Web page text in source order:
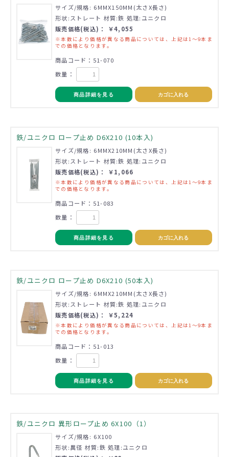
サイズ/規格: 6MMX150MM(太さX長さ)
形状:ストレート 材質:鉄 処理:ユニクロ
販売価格(税込)： ￥4,055
※本数により価格が異なる商品については、上記は1～9本ま
での価格となります。
商品コード：51-070
数量：
商品詳細を見る カゴに入れる
鉄/ユニクロ ロープ止め D6X210 (10本入)
サイズ/規格: 6MMX210MM(太さX長さ)
形状:ストレート 材質:鉄 処理:ユニクロ
販売価格(税込)： ￥1,066
※本数により価格が異なる商品については、上記は1～9本ま
での価格となります。
商品コード：51-083
数量：
商品詳細を見る カゴに入れる
鉄/ユニクロ ロープ止め D6X210 (50本入)
サイズ/規格: 6MMX210MM(太さX長さ)
形状:ストレート 材質:鉄 処理:ユニクロ
販売価格(税込)： ￥5,224
※本数により価格が異なる商品については、上記は1～9本ま
での価格となります。
商品コード：51-013
数量：
商品詳細を見る カゴに入れる
鉄/ユニクロ 異形ロープ止め 6X100（1）
サイズ/規格: 6X100
形状:異径 材質:鉄 処理:ユニクロ